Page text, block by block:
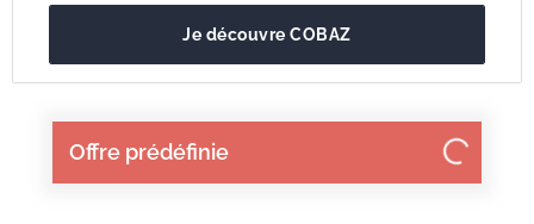
Offre prédéfinie
Je découvre COBAZ